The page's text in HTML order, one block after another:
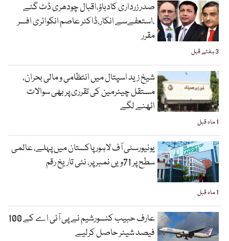
3 ہفتے قبل
صدر زرداری کادباؤ،اقبال چودھری ڈٹ گئے
،استعفےسے انکار،ڈاکٹر عاصم انکوائری افسر
مقرر
1 ماہ قبل
شیخ زید اسپتال میں انتظامی و مالی بحران،
مستقل چیئرمین کی تقرری پر بھی سوالات
اٹھنے لگے
1 ماہ قبل
یونیورسٹی آف لاہور پاکستان میں پہلے، عالمی
سطح پر 71ویں نمبر پر، نئی تاریخ رقم
عارف حبیب کنسورشیم نے پی آئی اے کے 100
فیصد شیئر حاصل کرلیے